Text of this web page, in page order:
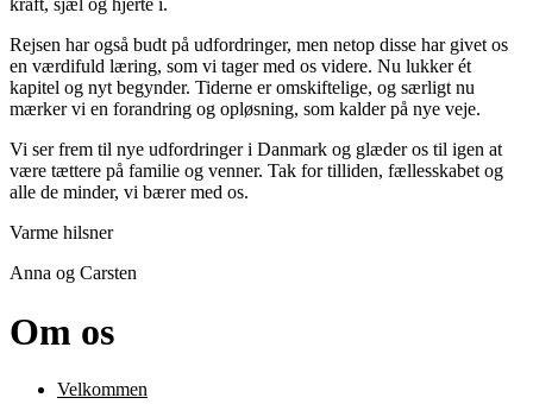
kraft, sjæl og hjerte i.
Rejsen har også budt på udfordringer, men netop disse har givet os
en værdifuld læring, som vi tager med os videre. Nu lukker ét
kapitel og nyt begynder. Tiderne er omskiftelige, og særligt nu
mærker vi en forandring og opløsning, som kalder på nye veje.
Vi ser frem til nye udfordringer i Danmark og glæder os til igen at
være tættere på familie og venner. Tak for tilliden, fællesskabet og
alle de minder, vi bærer med os.
Varme hilsner
Anna og Carsten
Om os
Velkommen